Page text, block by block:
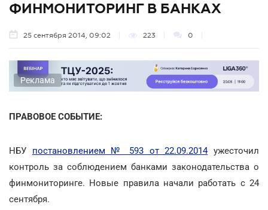
ФИНМОНИТОРИНГ В БАНКАХ
25 сентября 2014, 09:02 223 0
Реклама
ПРАВОВОЕ СОБЫТИЕ:
НБУ постановлением № 593 от 22.09.2014ужесточил
контроль за соблюдением банками законодательства о
финмониторинге. Новые правила начали работать с 24
сентября.